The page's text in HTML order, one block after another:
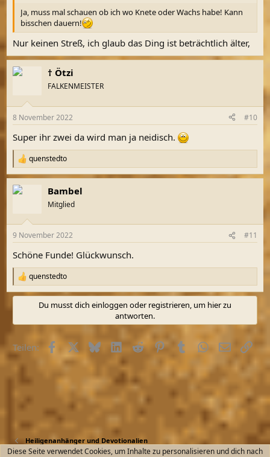
Ja, muss mal schauen ob ich wo Knete oder Wachs habe! Kann
bisschen dauern!
Nur keinen Streß, ich glaub das Ding ist beträchtlich älter,
† Ötzi
FALKENMEISTER
8 November 2022 #10
Super ihr zwei da wird man ja neidisch.
R
e
a
k
e
:
quenstedto
Bambel
Mitglied
9 November 2022 #11
Schöne Funde! Glückwunsch.
R
e
a
n
quenstedto
Du musst dich einloggen oder registrieren, um hier zu
antworten.
Teilen: FacebookX (Twitter)
BlueskyLinkedIn
RedditPinterestTumblrWhatsApp
E-MailLink
Heiligenanhänger und Devotionalien
Diese Seite verwendet Cookies, um Inhalte zu personalisieren und dich nach